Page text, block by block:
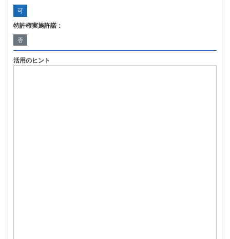
可
特許権実施許諾：
否
活用のヒント